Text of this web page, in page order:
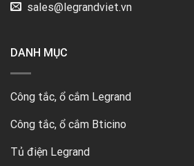
sales@legrandviet.vn
DANH MỤC
Công tắc, ổ cắm Legrand
Công tắc, ổ cắm Bticino
Tủ điện Legrand